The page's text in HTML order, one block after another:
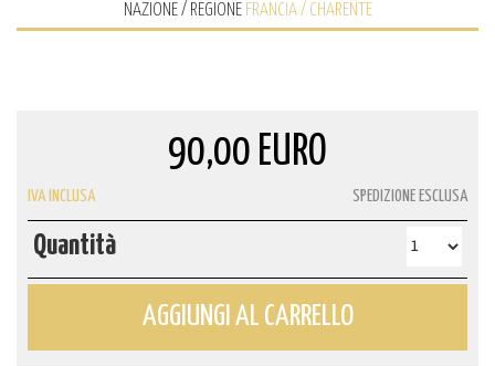
NAZIONE / REGIONE FRANCIA / CHARENTE
90,00 EURO
IVA INCLUSA SPEDIZIONE ESCLUSA
Quantità
AGGIUNGI AL CARRELLO